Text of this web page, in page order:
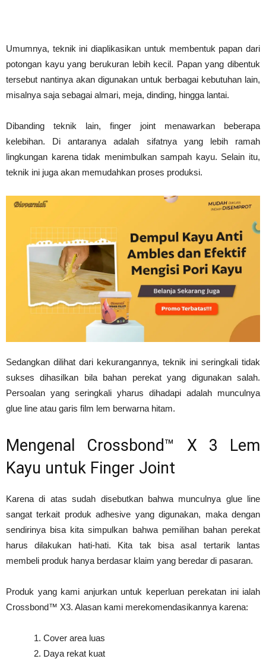
Umumnya, teknik ini diaplikasikan untuk membentuk papan dari
potongan kayu yang berukuran lebih kecil. Papan yang dibentuk
tersebut nantinya akan digunakan untuk berbagai kebutuhan lain,
misalnya saja sebagai almari, meja, dinding, hingga lantai.
Dibanding teknik lain, finger joint menawarkan beberapa
kelebihan. Di antaranya adalah sifatnya yang lebih ramah
lingkungan karena tidak menimbulkan sampah kayu. Selain itu,
teknik ini juga akan memudahkan proses produksi.
Sedangkan dilihat dari kekurangannya, teknik ini seringkali tidak
sukses dihasilkan bila bahan perekat yang digunakan salah.
Persoalan yang seringkali yharus dihadapi adalah munculnya
glue line atau garis film lem berwarna hitam.
Mengenal Crossbond™ X 3 Lem
Kayu untuk Finger Joint
Karena di atas sudah disebutkan bahwa munculnya glue line
sangat terkait produk adhesive yang digunakan, maka dengan
sendirinya bisa kita simpulkan bahwa pemilihan bahan perekat
harus dilakukan hati-hati. Kita tak bisa asal tertarik lantas
membeli produk hanya berdasar klaim yang beredar di pasaran.
Produk yang kami anjurkan untuk keperluan perekatan ini ialah
Crossbond™ X3. Alasan kami merekomendasikannya karena:
Cover area luas
Daya rekat kuat